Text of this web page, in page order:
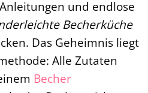
und endlose
Becherküche
Das Geheimnis liegt
Alle Zutaten
Becher